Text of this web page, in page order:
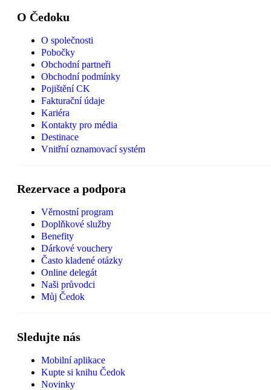
O Čedoku
O společnosti
Pobočky
Obchodní partneři
Obchodní podmínky
Pojištění CK
Fakturační údaje
Kariéra
Kontakty pro média
Destinace
Vnitřní oznamovací systém
Rezervace a podpora
Věrnostní program
Doplňkové služby
Benefity
Dárkové vouchery
Často kladené otázky
Online delegát
Naši průvodci
Můj Čedok
Sledujte nás
Mobilní aplikace
Kupte si knihu Čedok
Novinky